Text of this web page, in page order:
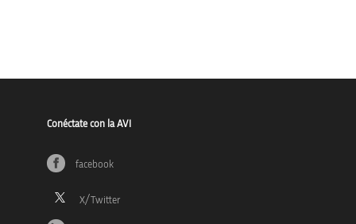
Conéctate con la AVI
facebook